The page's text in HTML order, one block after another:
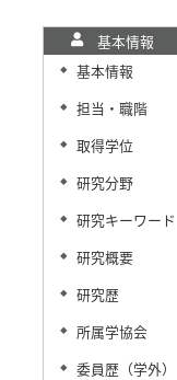
基本情報
◆ 基本情報
◆ 担当・職階
◆ 取得学位
◆ 研究分野
◆ 研究キーワード
◆ 研究概要
◆ 研究歴
◆ 所属学協会
◆ 委員歴（学外）